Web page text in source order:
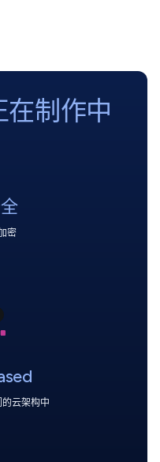
制作中
密
云架构中